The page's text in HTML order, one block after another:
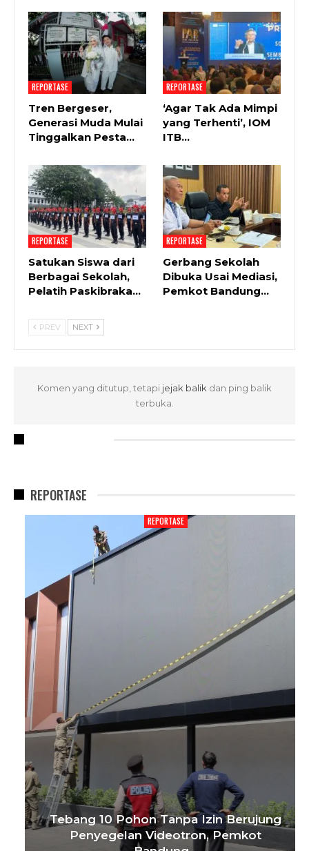
REPORTASE
Tren Bergeser,
Generasi Muda Mulai
Tinggalkan Pesta…
REPORTASE
‘Agar Tak Ada Mimpi
yang Terhenti’, IOM
ITB…
REPORTASE
Satukan Siswa dari
Berbagai Sekolah,
Pelatih Paskibraka…
REPORTASE
Gerbang Sekolah
Dibuka Usai Mediasi,
Pemkot Bandung…
PREV NEXT
Komen yang ditutup, tetapi jejak balik dan ping balik
terbuka.
REPORTASE
REPORTASE
Tebang 10 Pohon Tanpa Izin Berujung
Penyegelan Videotron, Pemkot